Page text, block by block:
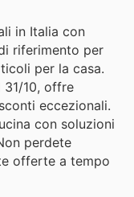
in Italia con
riferimento per
per la casa.
10, offre
eccezionali.
con soluzioni
perdete
offerte a tempo